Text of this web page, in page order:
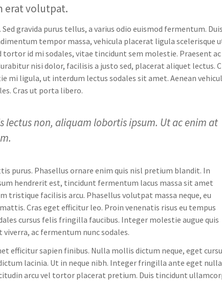
erat volutpat.
gravida purus tellus, a varius odio euismod fermentum. Duis
tempor massa, vehicula placerat ligula scelerisque
id mi sodales, vitae tincidunt sem molestie. Praesent ac
nisi dolor, facilisis a justo sed, placerat aliquet lectus.
mi ligula, ut interdum lectus sodales sit amet. Aenean
Cras ut porta libero.
lectus non, aliquam lobortis ipsum. Ut ac enim at
purus. Phasellus ornare enim quis nisl pretium blandit. In
hendrerit est, tincidunt fermentum lacus massa sit amet
tristique facilisis arcu. Phasellus volutpat massa neque, eu
Cras eget efficitur leo. Proin venenatis risus eu tempus
cursus felis fringilla faucibus. Integer molestie augue quis
viverra, ac fermentum nunc sodales.
efficitur sapien finibus. Nulla mollis dictum neque, eget
lacinia. Ut in neque nibh. Integer fringilla ante eget nulla
arcu vel tortor placerat pretium. Duis tincidunt